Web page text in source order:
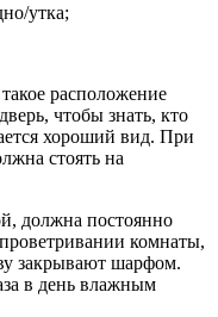
утка;
расположение
чтобы знать, кто
хороший вид. При
стоять на
должна постоянно
комнаты,
закрывают шарфом.
в день влажным